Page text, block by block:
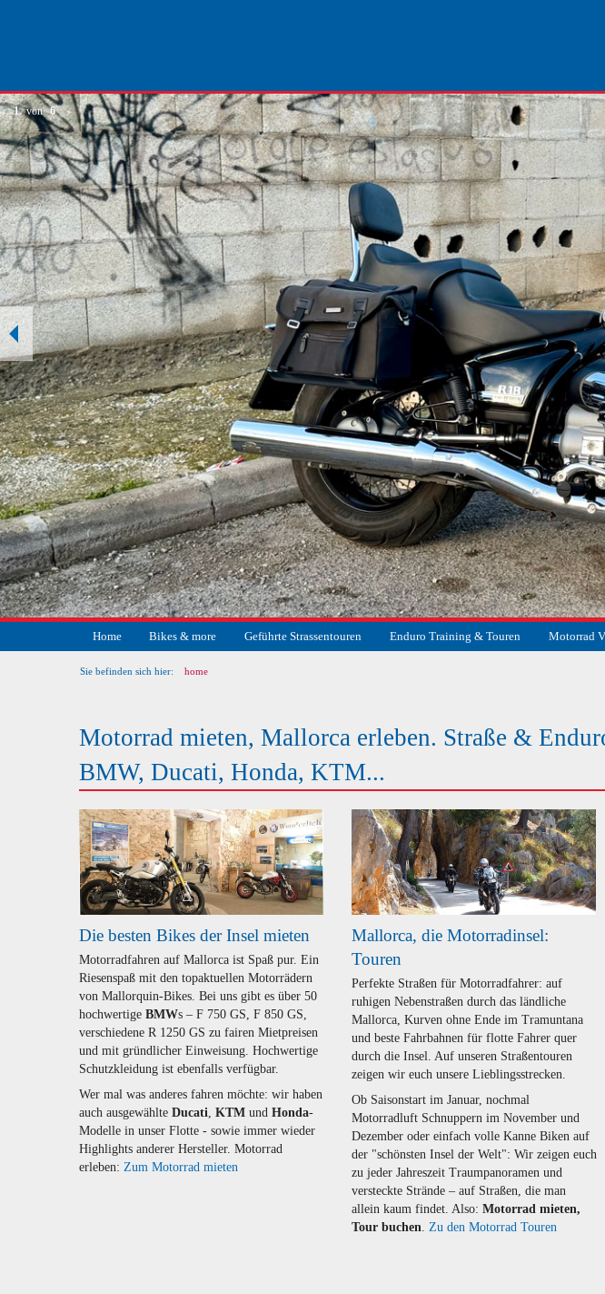
1 von 6
Home Bikes & more Geführte Strassentouren Enduro Training & Touren Motorrad
Sie befinden sich hier: home
Motorrad mieten, Mallorca erleben. Straße &
BMW, Ducati, Honda, KTM...
Die besten Bikes der Insel mieten
Motorradfahren auf Mallorca ist Spaß pur. Ein
Riesenspaß mit den topaktuellen Motorrädern
von Mallorquin-Bikes. Bei uns gibt es über 50
hochwertige BMWs – F 750 GS, F 850 GS,
verschiedene R 1250 GS zu fairen Mietpreisen
und mit gründlicher Einweisung. Hochwertige
Schutzkleidung ist ebenfalls verfügbar.
Wer mal was anderes fahren möchte: wir haben
auch ausgewählte Ducati KTM und Honda-
Modelle in unser Flotte - sowie immer wieder
Highlights anderer Hersteller. Motorrad
erleben: Zum Motorrad mieten
Mallorca, die Motorradinsel:
Touren
Perfekte Straßen für Motorradfahrer: auf
ruhigen Nebenstraßen durch das ländliche
Mallorca, Kurven ohne Ende im Tramuntana
und beste Fahrbahnen für flotte Fahrer quer
durch die Insel. Auf unseren Straßentouren
zeigen wir euch unsere Lieblingsstrecken.
Ob Saisonstart im Januar, nochmal
Motorradluft Schnuppern im November und
Dezember oder einfach volle Kanne Biken auf
der "schönsten Insel der Welt": Wir zeigen euch
zu jeder Jahreszeit Traumpanoramen und
versteckte Strände – auf Straßen, die man
allein kaum findet. Also:Motorrad mieten,
Tour buchen
Zu den Motorrad Touren